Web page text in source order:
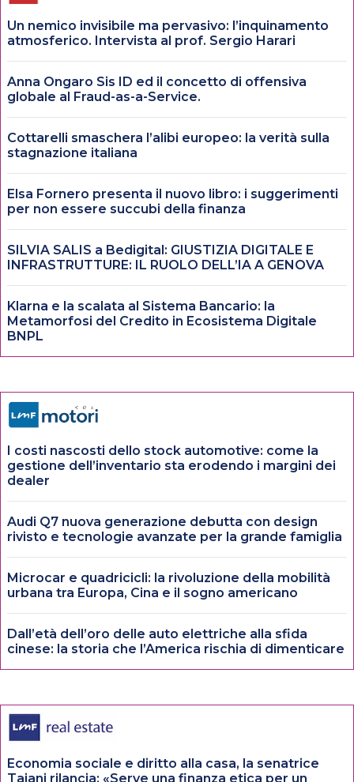
Un nemico invisibile ma pervasivo: l’inquinamento
atmosferico. Intervista al prof. Sergio Harari
Anna Ongaro Sis ID ed il concetto di offensiva
globale al Fraud-as-a-Service.
Cottarelli smaschera l’alibi europeo: la verità sulla
stagnazione italiana
Elsa Fornero presenta il nuovo libro: i suggerimenti
per non essere succubi della finanza
SILVIA SALIS a Bedigital: GIUSTIZIA DIGITALE E
INFRASTRUTTURE: IL RUOLO DELL’IA A GENOVA
Klarna e la scalata al Sistema Bancario: la
Metamorfosi del Credito in Ecosistema Digitale
BNPL
I costi nascosti dello stock automotive: come la
gestione dell’inventario sta erodendo i margini dei
dealer
Audi Q7 nuova generazione debutta con design
rivisto e tecnologie avanzate per la grande famiglia
Microcar e quadricicli: la rivoluzione della mobilità
urbana tra Europa, Cina e il sogno americano
Dall’età dell’oro delle auto elettriche alla sfida
cinese: la storia che l’America rischia di dimenticare
Economia sociale e diritto alla casa, la senatrice
Tajani rilancia: «Serve una finanza etica per un